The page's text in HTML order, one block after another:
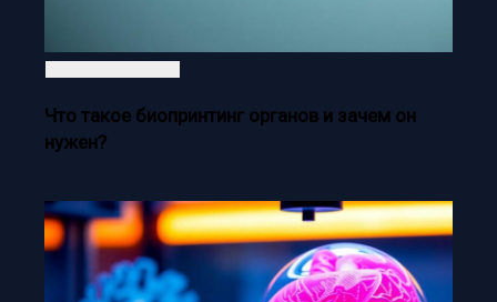
Что такое биопринтинг органов и зачем он
нужен?